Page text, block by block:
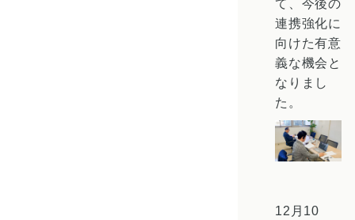
て、今後の
連携強化に
向けた有意
義な機会と
なりまし
た。
12月10